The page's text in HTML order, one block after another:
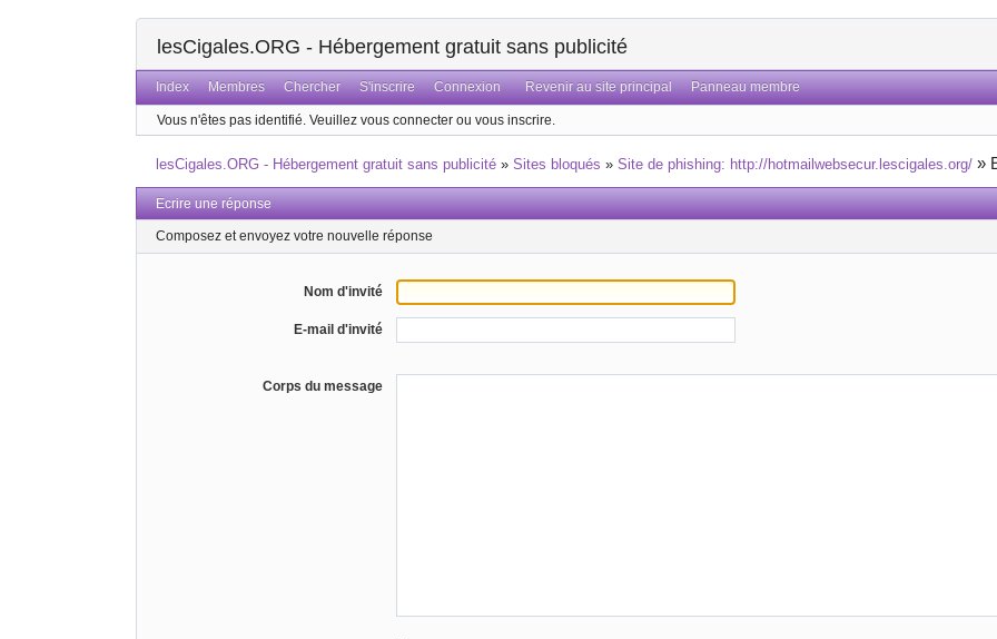
lesCigales.ORG - Hébergement gratuit sans publicité
Index Membres Chercher S'inscrire Connexion Revenir au site principal Panneau membre
Vous n'êtes pas identifié. Veuillez vous connecter ou vous inscrire.
lesCigales.ORG - Hébergement gratuit sans publicité »Sites bloqués »Site de phishing: http://hotmailwebsecur.lescigales.org/ »
Ecrire une réponse
Composez et envoyez votre nouvelle réponse
Nom d'invité
E-mail d'invité
Corps du message